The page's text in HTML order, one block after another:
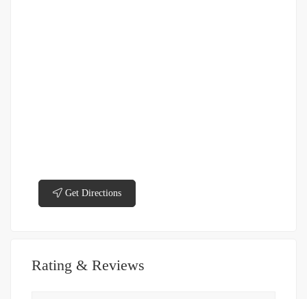
Get Directions
Rating & Reviews